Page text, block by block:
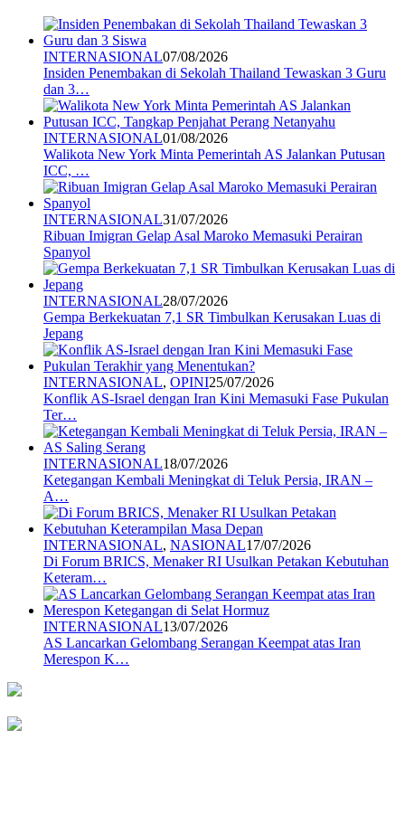
INTERNASIONAL07/08/2026
Insiden Penembakan di Sekolah Thailand Tewaskan 3 Guru
dan 3…
INTERNASIONAL01/08/2026
Walikota New York Minta Pemerintah AS Jalankan Putusan
ICC, …
INTERNASIONAL31/07/2026
Ribuan Imigran Gelap Asal Maroko Memasuki Perairan
Spanyol
INTERNASIONAL28/07/2026
Gempa Berkekuatan 7,1 SR Timbulkan Kerusakan Luas di
Jepang
INTERNASIONAL, OPINI25/07/2026
Konflik AS-Israel dengan Iran Kini Memasuki Fase Pukulan
Ter…
INTERNASIONAL18/07/2026
Ketegangan Kembali Meningkat di Teluk Persia, IRAN –
A…
INTERNASIONAL, NASIONAL17/07/2026
Di Forum BRICS, Menaker RI Usulkan Petakan Kebutuhan
Keteram…
INTERNASIONAL13/07/2026
AS Lancarkan Gelombang Serangan Keempat atas Iran
Merespon K…